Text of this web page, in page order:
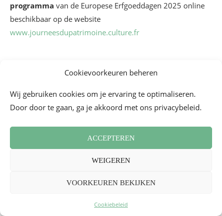
Cookievoorkeuren beheren
Wij gebruiken cookies om je ervaring te optimaliseren.
Door door te gaan, ga je akkoord met ons privacybeleid.
ACCEPTEREN
WEIGEREN
VOORKEUREN BEKIJKEN
Cookiebeleid
programma van de Europese Erfgoeddagen 2025 online
beschikbaar op de website
www.journeesdupatrimoine.culture.fr
ERFGOED OPEN MONUMENTENDAGEN
0 reacties 0